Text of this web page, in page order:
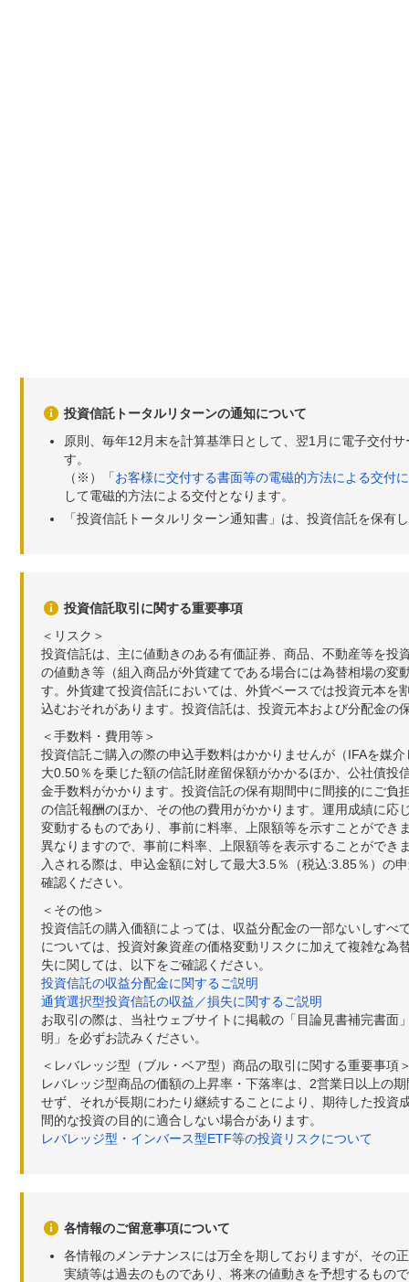
投資信託トータルリターンの通知について
原則、毎年12月末を計算基準日として、翌1月に電子交付
す。
（※）「お客様に交付する書面等の電磁的方法による交付
して電磁的方法による交付となります。
「投資信託トータルリターン通知書」は、投資信託を保有
投資信託取引に関する重要事項
＜リスク＞
投資信託は、主に値動きのある有価証券、商品、不動産等を
の値動き等（組入商品が外貨建てである場合には為替相場の
す。外貨建て投資信託においては、外貨ベースでは投資元本
込むおそれがあります。投資信託は、投資元本および分配金の
＜手数料・費用等＞
投資信託ご購入の際の申込手数料はかかりませんが（IFAを媒
大0.50％を乗じた額の信託財産留保額がかかるほか、公社債
金手数料がかかります。投資信託の保有期間中に間接的にご
の信託報酬のほか、その他の費用がかかります。運用成績に
変動するものであり、事前に料率、上限額等を示すことがで
異なりますので、事前に料率、上限額等を表示することがで
入される際は、申込金額に対して最大3.5％（税込:3.85％）の
確認ください。
＜その他＞
投資信託の購入価額によっては、収益分配金の一部ないしす
については、投資対象資産の価格変動リスクに加えて複雑な
失に関しては、以下をご確認ください。
投資信託の収益分配金に関するご説明
通貨選択型投資信託の収益／損失に関するご説明
お取引の際は、当社ウェブサイトに掲載の「目論見書補完書
明」を必ずお読みください。
＜レバレッジ型（ブル・ベア型）商品の取引に関する重要事項
レバレッジ型商品の価額の上昇率・下落率は、2営業日以上の
せず、それが長期にわたり継続することにより、期待した投
間的な投資の目的に適合しない場合があります。
レバレッジ型・インバース型ETF等の投資リスクについて
各情報のご留意事項について
各情報のメンテナンスには万全を期しておりますが、その
実績等は過去のものであり、将来の値動きを予想するもの